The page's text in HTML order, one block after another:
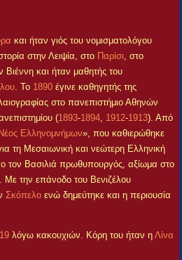
και ήταν γιός του νομισματολόγου
στην Λειψία, στο Παρίσι, στο
Βιέννη και ήταν μαθητής του
. Το 1890 έγινε καθηγητής της
στο πανεπιστήμιο Αθηνών
(1893-1894, 1912-1913). Από
Νέος Ελληνομνήμων», που καθιερώθηκε
τη Μεσαιωνική και νεώτερη Ελληνική
τον Βασιλιά πρωθυπουργός, αξίωμα στο
. Με την επάνοδο του Βενιζέλου
Σκόπελο ενώ δημεύτηκε και η περιουσία
λόγω κακουχιών. Κόρη του ήταν ηΛίνα